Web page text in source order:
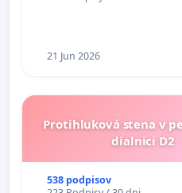
21 Jun 2026
Protihluková stena v
dialnici D2
538 podpisov